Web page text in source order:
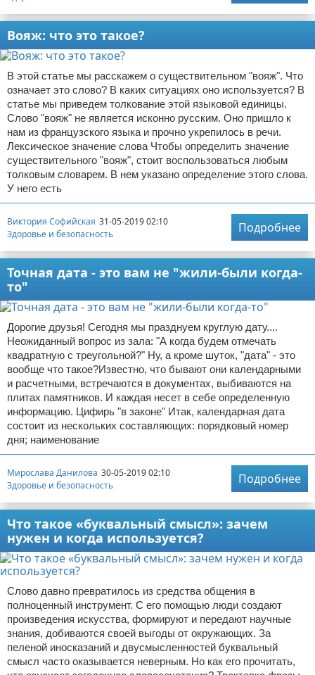
Вояж: что это такое?
В этой статье мы расскажем о существительном "вояж". Что
означает это слово? В каких ситуациях оно используется? В
статье мы приведем толкование этой языковой единицы.
Слово "вояж" не является исконно русским. Оно пришло к
нам из французского языка и прочно укрепилось в речи.
Лексическое значение слова Чтобы определить значение
существительного "вояж", стоит воспользоваться любым
толковым словарем. В нем указано определение этого слова.
У него есть
Виктория Софийская 31-05-2019 02:10
Здоровье и безопасность
Подробнее
Точная дата - это вам не "жили-были когда-
то"
Дорогие друзья! Сегодня мы празднуем круглую дату....
Неожиданный вопрос из зала: "А когда будем отмечать
квадратную с треугольной?" Ну, а кроме шуток, "дата" - это
вообще что такое?Известно, что бывают они календарными
и расчетными, встречаются в документах, выбиваются на
плитах памятников. И каждая несет в себе определенную
информацию. Цифирь "в законе" Итак, календарная дата
состоит из нескольких составляющих: порядковый номер
дня; наименование
Мирослава Данилова 30-05-2019 02:10
Здоровье и безопасность
Подробнее
Что такое «буквальный смысл»: зачем
нужен и когда используется?
Слово давно превратилось из средства общения в
полноценный инструмент. С его помощью люди создают
произведения искусства, формируют и передают научные
знания, добиваются своей выгоды от окружающих. За
пеленой иносказаний и двусмысленностей буквальный
смысл часто оказывается неверным. Но как его прочитать,